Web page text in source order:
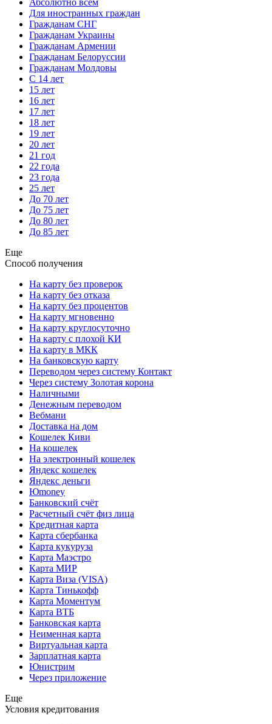
Абсолютно всем
Для иностранных граждан
Гражданам СНГ
Гражданам Украины
Гражданам Армении
Гражданам Белоруссии
Гражданам Молдовы
С 14 лет
15 лет
16 лет
17 лет
18 лет
19 лет
20 лет
21 год
22 года
23 года
25 лет
До 70 лет
До 75 лет
До 80 лет
До 85 лет
Еще
Способ получения
На карту без проверок
На карту без отказа
На карту без процентов
На карту мгновенно
На карту круглосуточно
На карту с плохой КИ
На карту в МКК
На банковскую карту
Переводом через систему Контакт
Через систему Золотая корона
Наличными
Денежным переводом
Вебмани
Доставка на дом
Кошелек Киви
На кошелек
На электронный кошелек
Яндекс кошелек
Яндекс деньги
Юmoney
Банковский счёт
Расчетный счёт физ лица
Кредитная карта
Карта сбербанка
Карта кукуруза
Карта Маэстро
Карта МИР
Карта Виза (VISA)
Карта Тинькофф
Карта Моментум
Карта ВТБ
Банковская карта
Неименная карта
Виртуальная карта
Зарплатная карта
Юнистрим
Через приложение
Еще
Условия кредитования